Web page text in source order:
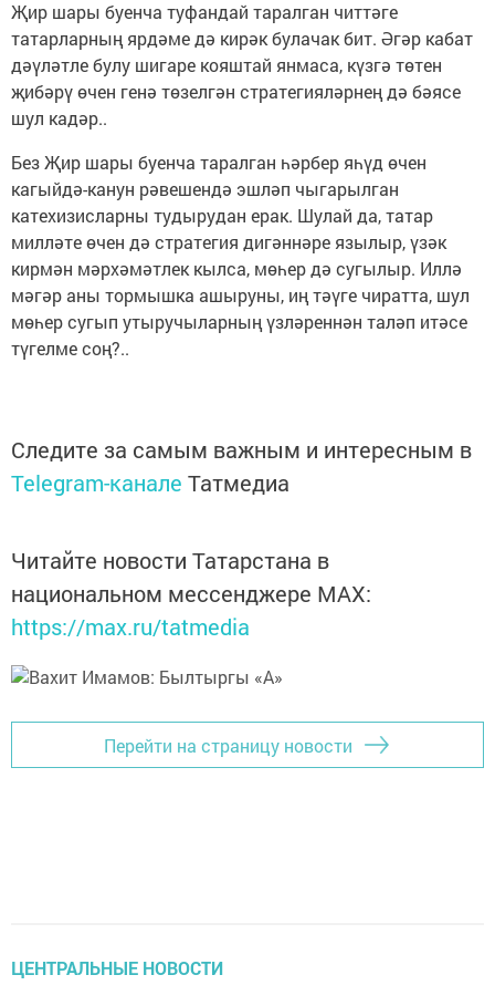
Җир шары буенча туфандай таралган читтәге
татарларның ярдәме дә кирәк булачак бит. Әгәр кабат
дәүләтле булу шигаре кояштай янмаса, күзгә төтен
җибәрү өчен генә төзелгән стратегияләрнең дә бәясе
шул кадәр..
Без Җир шары буенча таралган һәрбер яһүд өчен
кагыйдә-канун рәвешендә эшләп чыгарылган
катехизисларны тудырудан ерак. Шулай да, татар
милләте өчен дә стратегия дигәннәре язылыр, үзәк
кирмән мәрхәмәтлек кылса, мөһер дә сугылыр. Иллә
мәгәр аны тормышка ашыруны, иң тәүге чиратта, шул
мөһер сугып утыручыларның үзләреннән таләп итәсе
түгелме соң?..
Следите за самым важным и интересным в
Telegram-канале Татмедиа
Читайте новости Татарстана в
национальном мессенджере MАХ:
https://max.ru/tatmedia
Перейти на страницу новости
ЦЕНТРАЛЬНЫЕ НОВОСТИ